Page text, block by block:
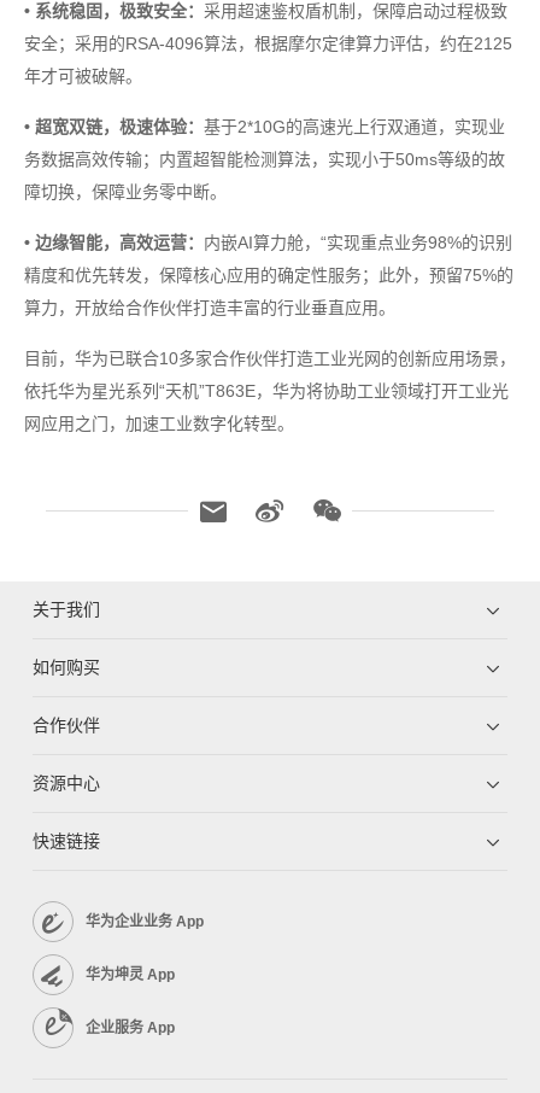
• 系统稳固，极致安全： 采用超速鉴权盾机制，保障启动过程极致
安全；采用的RSA-4096算法，根据摩尔定律算力评估，约在2125
年才可被破解。
• 超宽双链，极速体验： 基于2*10G的高速光上行双通道，实现业
务数据高效传输；内置超智能检测算法，实现小于50ms等级的故
障切换，保障业务零中断。
• 边缘智能，高效运营： 内嵌AI算力舱，“实现重点业务98%的识别
精度和优先转发，保障核心应用的确定性服务；此外，预留75%的
算力，开放给合作伙伴打造丰富的行业垂直应用。
目前，华为已联合10多家合作伙伴打造工业光网的创新应用场景，
依托华为星光系列“天机”T863E，华为将协助工业领域打开工业光
网应用之门，加速工业数字化转型。
关于我们
如何购买
合作伙伴
资源中心
快速链接
华为企业业务 App
华为坤灵 App
企业服务 App